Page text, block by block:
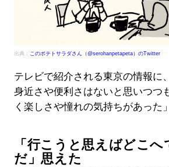
出典： このポテトサラダさん（@serohanpetapeta）のTwitter
テレビで紹介される東京の情報に
身近さや便利さはないと思いつつ
く楽しさや憧れの気持ちがあった
「行こうと思えばどこ
だ」思えた